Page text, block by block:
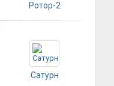
Ротор-2
Сатурн